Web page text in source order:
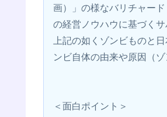
画）」の様なバリチャー
の経営ノウハウに基づく
上記の如くゾンビものと
ンビ自体の由来や原因（
＜面白ポイント＞